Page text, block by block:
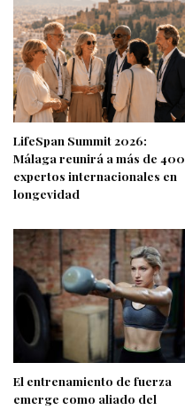
LifeSpan Summit 2026:
Málaga reunirá a más de 400
expertos internacionales en
longevidad
El entrenamiento de fuerza
emerge como aliado del